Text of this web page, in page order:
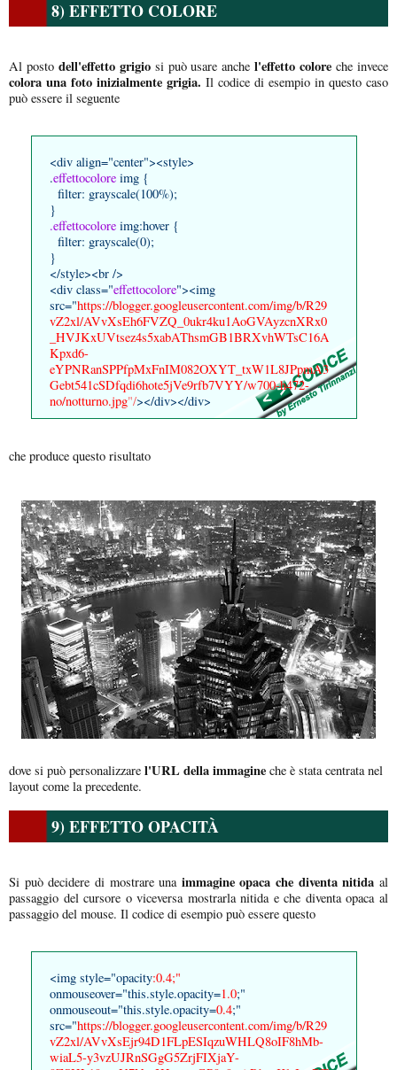
8) EFFETTO COLORE
Al posto dell'effetto grigiosi può usare anche l'effetto colore che invece
colora una foto inizialmente grigia. Il codice di esempio in questo caso
può essere il seguente
<div align="center"><style>
.effettocolore img {
filter: grayscale(100%);
}
.effettocolore img:hover {
filter: grayscale(0);
}
</style><br />
<div class="effettocolore"><img
src="https://blogger.googleusercontent.com/img/b/R29
vZ2xl/AVvXsEh6FVZQ_0ukr4ku1AoGVAyzcnXRx0
_HVJKxUVtsez4s5xabAThsmGB1BRXvhWTsC16A
Kpxd6-
eYPNRanSPPfpMxFnIM082OXYT_txW1L8JPpmA3
Gebt541cSDfqdi6hote5jVe9rfb7VYY/w700-h472-
no/notturno.jpg"/></div></div>
che produce questo risultato
dove si può personalizzare l'URL della immagine che è stata centrata nel
layout come la precedente.
9) EFFETTO OPACITÀ
Si può decidere di mostrare una immagine opaca che diventa nitida al
passaggio del cursore o viceversa mostrarla nitida e che diventa opaca al
passaggio del mouse. Il codice di esempio può essere questo
<img style="opacity:0.4;"
onmouseover="this.style.opacity=1.0;"
onmouseout="this.style.opacity=0.4;"
src="https://blogger.googleusercontent.com/img/b/R29
vZ2xl/AVvXsEjr94D1FLpESIqzuWHLQ8oIF8hMb-
wiaL5-y3vzUJRnSGgG5ZrjFIXjaY-